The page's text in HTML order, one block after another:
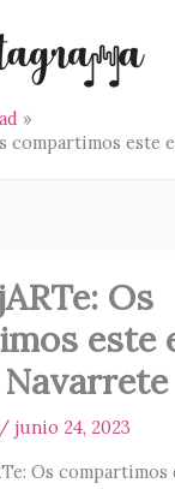
compartimos este
Os
este
/junio 24, 2023
Os